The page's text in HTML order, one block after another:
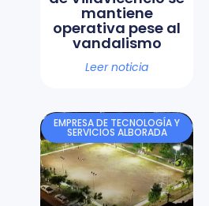
mantiene
operativa pese al
vandalismo
Leer noticia
EMPRESA DE TECNOLOGÍA Y
SERVICIOS ALBORADA